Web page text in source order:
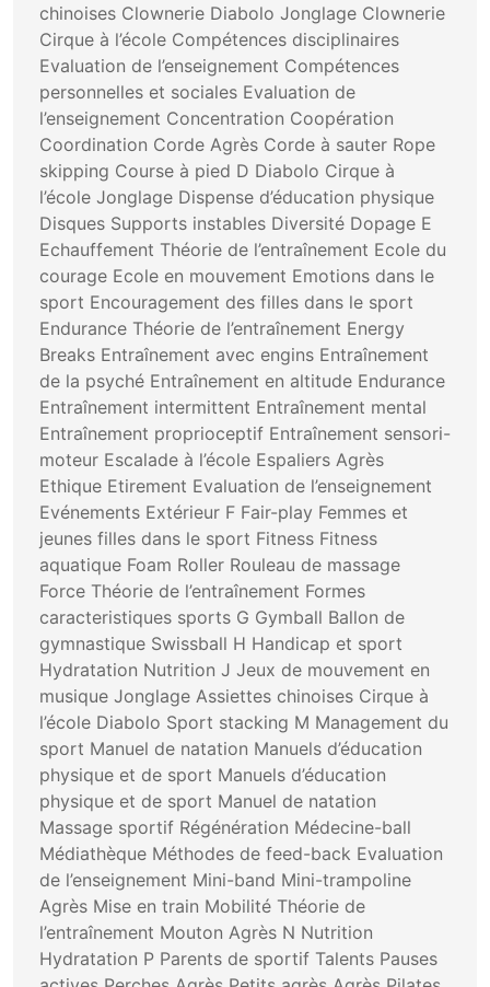
chinoises Clownerie Diabolo Jonglage Clownerie
Cirque à l’école Compétences disciplinaires
Evaluation de l’enseignement Compétences
personnelles et sociales Evaluation de
l’enseignement Concentration Coopération
Coordination Corde Agrès Corde à sauter Rope
skipping Course à pied D Diabolo Cirque à
l’école Jonglage Dispense d’éducation physique
Disques Supports instables Diversité Dopage E
Echauffement Théorie de l’entraînement Ecole du
courage Ecole en mouvement Emotions dans le
sport Encouragement des filles dans le sport
Endurance Théorie de l’entraînement Energy
Breaks Entraînement avec engins Entraînement
de la psyché Entraînement en altitude Endurance
Entraînement intermittent Entraînement mental
Entraînement proprioceptif Entraînement sensori-
moteur Escalade à l’école Espaliers Agrès
Ethique Etirement Evaluation de l’enseignement
Evénements Extérieur F Fair-play Femmes et
jeunes filles dans le sport Fitness Fitness
aquatique Foam Roller Rouleau de massage
Force Théorie de l’entraînement Formes
caracteristiques sports G Gymball Ballon de
gymnastique Swissball H Handicap et sport
Hydratation Nutrition J Jeux de mouvement en
musique Jonglage Assiettes chinoises Cirque à
l’école Diabolo Sport stacking M Management du
sport Manuel de natation Manuels d’éducation
physique et de sport Manuels d’éducation
physique et de sport Manuel de natation
Massage sportif Régénération Médecine-ball
Médiathèque Méthodes de feed-back Evaluation
de l’enseignement Mini-band Mini-trampoline
Agrès Mise en train Mobilité Théorie de
l’entraînement Mouton Agrès N Nutrition
Hydratation P Parents de sportif Talents Pauses